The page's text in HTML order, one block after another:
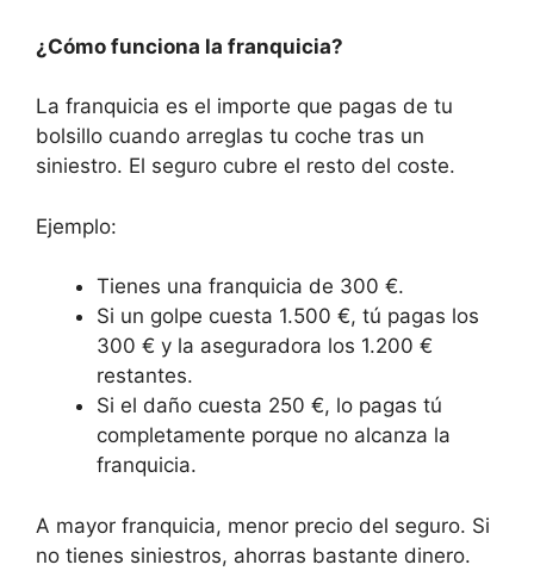
¿Cómo funciona la franquicia?
La franquicia es el importe que pagas de tu
bolsillo cuando arreglas tu coche tras un
siniestro. El seguro cubre el resto del coste.
Ejemplo:
Tienes una franquicia de 300 €.
Si un golpe cuesta 1.500 €, tú pagas los
300 € y la aseguradora los 1.200 €
restantes.
Si el daño cuesta 250 €, lo pagas tú
completamente porque no alcanza la
franquicia.
A mayor franquicia, menor precio del seguro. Si
no tienes siniestros, ahorras bastante dinero.